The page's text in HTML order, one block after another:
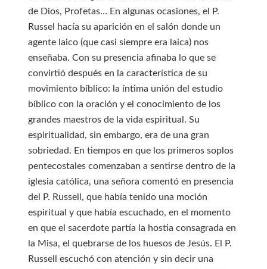
de Dios, Profetas… En algunas ocasiones, el P.
Russel hacía su aparición en el salón donde un
agente laico (que casi siempre era laica) nos
enseñaba. Con su presencia afinaba lo que se
convirtió después en la característica de su
movimiento bíblico: la íntima unión del estudio
bíblico con la oración y el conocimiento de los
grandes maestros de la vida espiritual. Su
espiritualidad, sin embargo, era de una gran
sobriedad. En tiempos en que los primeros soplos
pentecostales comenzaban a sentirse dentro de la
iglesia católica, una señora comentó en presencia
del P. Russell, que había tenido una moción
espiritual y que había escuchado, en el momento
en que el sacerdote partía la hostia consagrada en
la Misa, el quebrarse de los huesos de Jesús. El P.
Russell escuchó con atención y sin decir una